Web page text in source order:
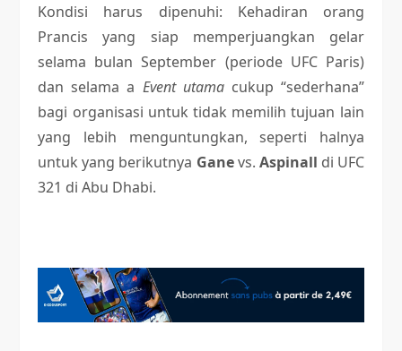
Kondisi harus dipenuhi: Kehadiran orang
Prancis yang siap memperjuangkan gelar
selama bulan September (periode UFC Paris)
dan selama a Event utamacukup “sederhana”
bagi organisasi untuk tidak memilih tujuan lain
yang lebih menguntungkan, seperti halnya
untuk yang berikutnya Ganevs. Aspinall di UFC
321 di Abu Dhabi.